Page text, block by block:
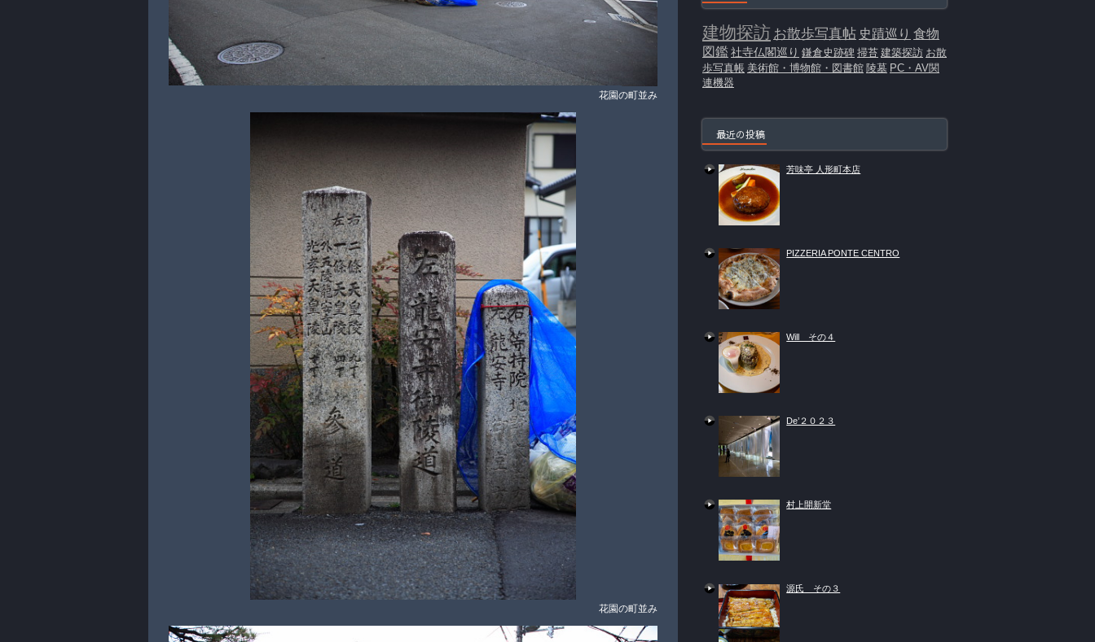
花園の町並み
花園の町並み
建物探訪 お散歩写真帖 史蹟巡り 食物
図鑑社寺仏閣巡り 鎌倉史跡碑 掃苔 建築探訪 お散
歩写真帳 美術館・博物館・図書館 陵墓 PC・AV関
連機器
最近の投稿
芳味亭 人形町本店
PIZZERIA PONTE CENTRO
Will その４
De’２０２３
村上開新堂
源氏 その３